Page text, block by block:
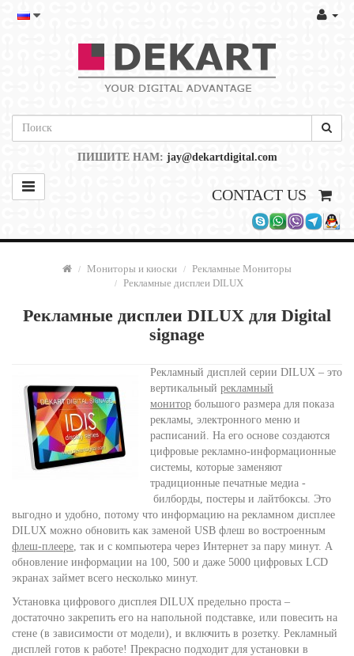
ПИШИТЕ НАМ: jay@dekartdigital.com
CONTACT US
Мониторы и киоски
Рекламные Мониторы
Рекламные дисплеи DILUX
Рекламные дисплеи DILUX для Digital
signage
Рекламный дисплей серии DILUX – это
вертикальный рекламный
монитор большого размера для показа
рекламы, электронного меню и
расписаний. На его основе создаются
цифровые рекламно-информационные
системы, которые заменяют
традиционные печатные медиа -
билборды, постеры и лайтбоксы. Это
выгодно и удобно, потому что информацию на рекламном дисплее
DILUX можно обновить как заменой USB флеш во востроенным
флеш-плеере, так и с компьютера через Интернет за пару минут. А
обновление информации на 100, 500 и даже 5000 цифровых LCD
экранах займет всего несколько минут.
Установка цифрового дисплея DILUX предельно проста –
достаточно закрепить его на напольной подставке, или повесить на
стене (в зависимости от модели), и включить в розетку. Рекламный
дисплей готов к работе! Прекрасно подходит для установки в